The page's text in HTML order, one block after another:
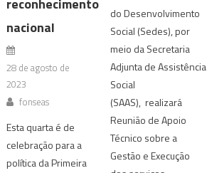
reconhecimento
nacional
28 de agosto de
2023
fonseas
Esta quarta é de
celebração para a
política da Primeira
do Desenvolvimento
Social (Sedes), por
meio da Secretaria
Adjunta de Assistência
Social
(SAAS), realizará
Reunião de Apoio
Técnico sobre a
Gestão e Execução